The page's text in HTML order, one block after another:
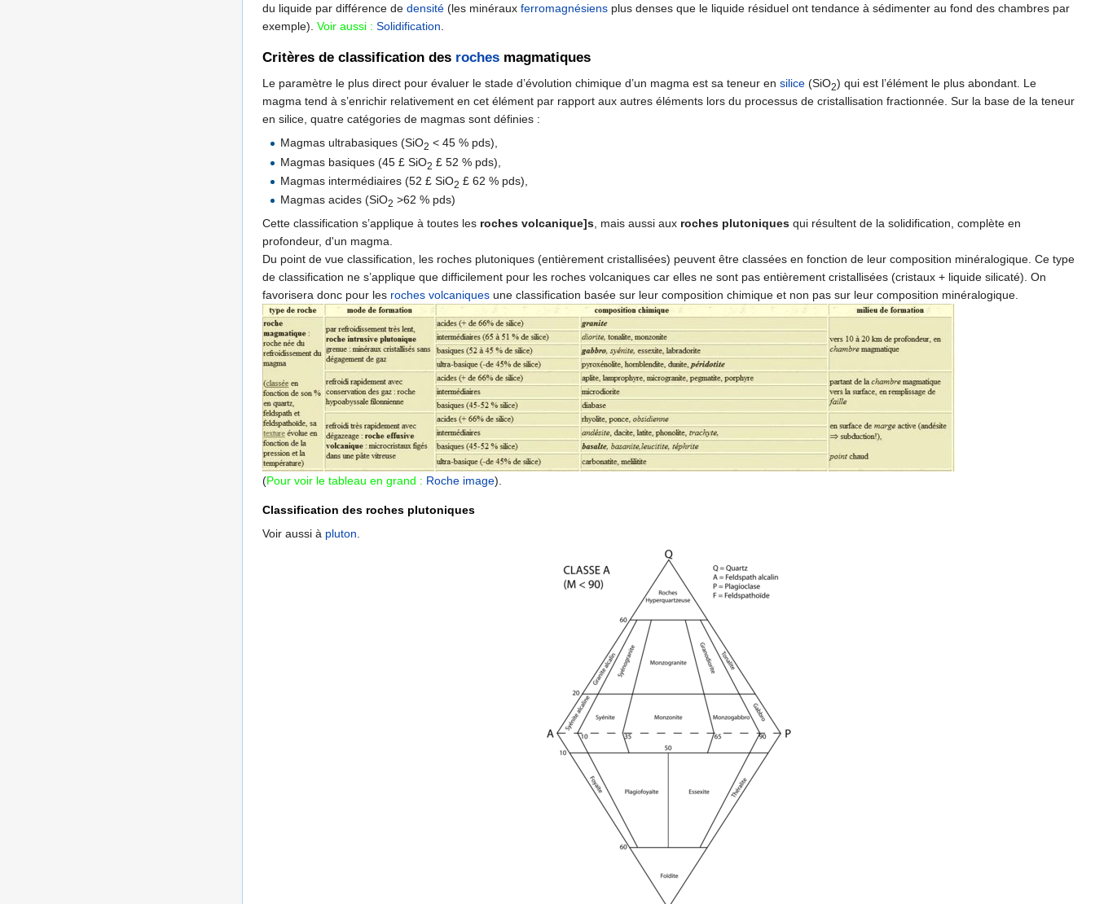
du liquide par différence de densité (les minéraux ferromagnésiens plus denses que le liquide résiduel ont tendance à sédimenter au fond des chambres par
exemple). Voir aussi : Solidification
Critères de classification des roches magmatiques
Le paramètre le plus direct pour évaluer le stade d’évolution chimique d’un magma est sa teneur en silice (SiO2) qui est l’élément le plus abondant. Le
magma tend à s’enrichir relativement en cet élément par rapport aux autres éléments lors du processus de cristallisation fractionnée. Sur la base de la teneur
en silice, quatre catégories de magmas sont définies :
Magmas ultrabasiques (SiO2 < 45 % pds),
Magmas basiques (45 £ SiO2 £ 52 % pds),
Magmas intermédiaires (52 £ SiO2 £ 62 % pds),
Magmas acides (SiO2 >62 % pds)
Cette classification s’applique à toutes les roches volcanique]s, mais aussi aux roches plutoniques qui résultent de la solidification, complète en
profondeur, d'un magma.
Du point de vue classification, les roches plutoniques (entièrement cristallisées) peuvent être classées en fonction de leur composition minéralogique. Ce type
de classification ne s’applique que difficilement pour les roches volcaniques car elles ne sont pas entièrement cristallisées (cristaux + liquide silicaté). On
favorisera donc pour les roches volcaniques une classification basée sur leur composition chimique et non pas sur leur composition minéralogique.
(Pour voir le tableau en grand : Roche image).
Classification des roches plutoniques
Voir aussi à pluton.